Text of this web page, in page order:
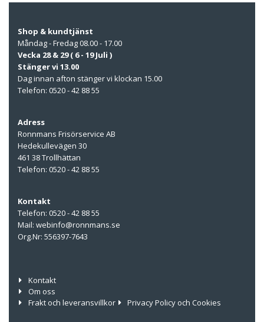
Shop & kundtjänst
Måndag - Fredag 08.00 - 17.00
Vecka 28 & 29 ( 6 - 19 Juli )
Stänger vi 13.00
Dag innan afton stänger vi klockan 15.00
Telefon: 0520 - 42 88 55
Adress
Ronnmans Frisörservice AB
Hedekullevägen 30
461 38 Trollhättan
Telefon: 0520 - 42 88 55
Kontakt
Telefon: 0520 - 42 88 55
Mail: webinfo@ronnmans.se
Org.Nr: 556397-7643
Kontakt
Om oss
Frakt och leveransvillkor
Privacy Policy och Cookies